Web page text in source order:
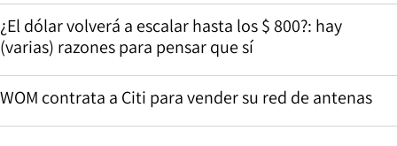
¿El dólar volverá a escalar hasta los $ 800?: hay
(varias) razones para pensar que sí
WOM contrata a Citi para vender su red de antenas